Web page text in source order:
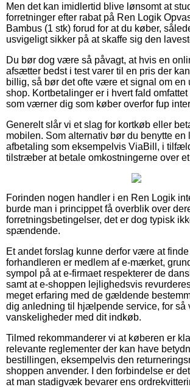
Men det kan imidlertid blive lønsomt at
forretninger efter rabat på Ren Logik
Bambus (1 stk) forud for at du køber,
usvigeligt sikker på at skaffe sig den
Du bør dog være så påvagt, at hvis en
afsætter bedst i test varer til en pris der
billig, så bør det ofte være et signal om
shop. Kortbetalinger er i hvert fald
som værner dig som køber overfor fup
Generelt slår vi et slag for kortkøb eller
mobilen. Som alternativ bør du benytte en
afbetaling som eksempelvis ViaBill, i
tilstræber at betale omkostningerne over
Forinden nogen handler i en Ren Logik
burde man i princippet få overblik over
forretningsbetingelser, det er dog typisk
spændende.
Et andet forslag kunne derfor være at
forhandleren er medlem af e-mærket,
sympol på at e-firmaet respekterer de
samt at e-shoppen lejlighedsvis
meget erfaring med de gældende
dig anledning til hjælpende service, for så
vanskeligheder med dit indkøb.
Tilmed rekommanderer vi at køberen er
relevante reglementer der kan have
bestillingen, eksempelvis den
shoppen anvender. I den forbindelse er
at man stadigvæk bevarer ens